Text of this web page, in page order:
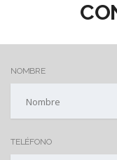
NOMBRE
TELÉFONO